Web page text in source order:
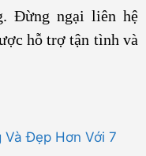
Đừng ngại liên hệ
hỗ trợ tận tình và
Và Đẹp Hơn Với 7